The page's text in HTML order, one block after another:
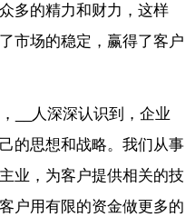
多的精力和财力，这样
市场的稳定，赢得了客户
__人深深认识到，企业
的思想和战略。我们从事
业，为客户提供相关的技
户用有限的资金做更多的